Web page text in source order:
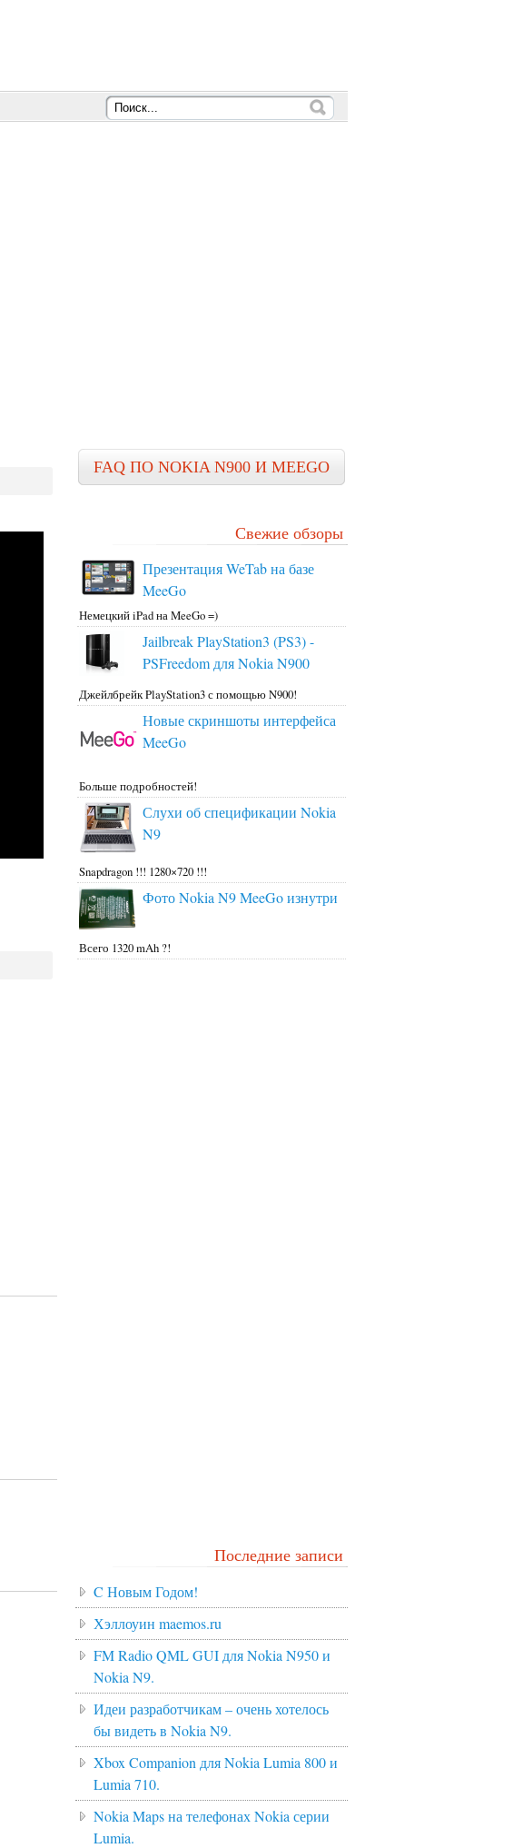
FAQ ПО NOKIA N900 И MEEGO
Свежие обзоры
Презентация WeTab на базе
MeeGo
Немецкий iPad на MeeGo =)
Jailbreak PlayStation3 (PS3) -
PSFreedom для Nokia N900
Джейлбрейк PlayStation3 с помощью N900!
Новые скриншоты интерфейса
MeeGo
Больше подробностей!
Слухи об спецификации Nokia
N9
Snapdragon !!! 1280×720 !!!
Фото Nokia N9 MeeGo изнутри
Всего 1320 mAh ?!
Последние записи
C Новым Годом!
Хэллоуин maemos.ru
FM Radio QML GUI для Nokia N950 и
Nokia N9.
Идеи разработчикам – очень хотелось
бы видеть в Nokia N9.
Xbox Companion для Nokia Lumia 800 и
Lumia 710.
Nokia Maps на телефонах Nokia серии
Lumia.